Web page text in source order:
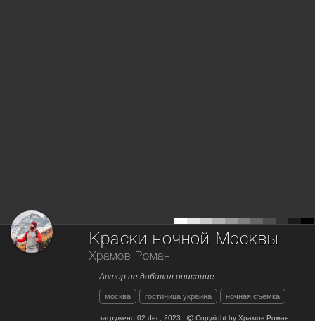
Краски ночной Москвы
Храмов Роман
Автор не добавил описание.
москва гостиница украина ночная съемка
загружено 02 dec, 2023 Copyright by Храмов Роман